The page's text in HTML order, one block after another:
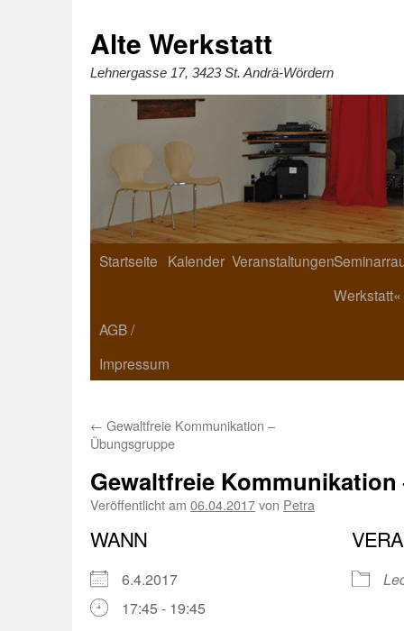
Alte Werkstatt
Lehnergasse 17, 3423 St. Andrä-Wördern
Startseite Kalender Veranstaltungen
Werkstatt«
AGB /
Impressum
← Gewaltfreie Kommunikation –
Übungsgruppe
Gewaltfreie
Veröffentlicht am 06.04.2017von Petra
WANN
6.4.2017
17:45 - 19:45